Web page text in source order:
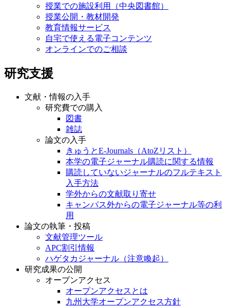
授業での施設利用（中央図書館）
授業公開・教材開発
教育情報サービス
自宅で使える電子コンテンツ
オンラインでのご相談
研究支援
文献・情報の入手
研究費での購入
図書
雑誌
論文の入手
きゅうとE-Journals（AtoZリスト）
本学の電子ジャーナル購読に関する情報
購読していないジャーナルのフルテキスト
入手方法
学外からの文献取り寄せ
キャンパス外からの電子ジャーナル等の利
用
論文の執筆・投稿
文献管理ツール
APC割引情報
ハゲタカジャーナル（注意喚起）
研究成果の公開
オープンアクセス
オープンアクセスとは
九州大学オープンアクセス方針